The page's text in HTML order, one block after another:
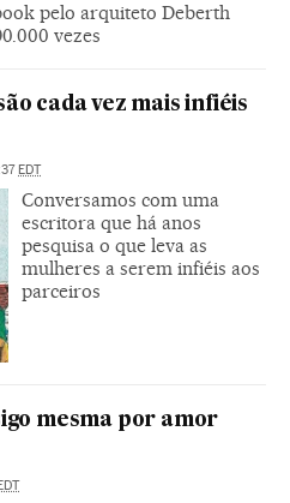
pelo arquiteto Deberth
vezes
cada vez mais infiéis
EDT
Conversamos com uma
escritora que há anos
pesquisa o que leva as
mulheres a serem infiéis aos
parceiros
mesma por amor
EDT